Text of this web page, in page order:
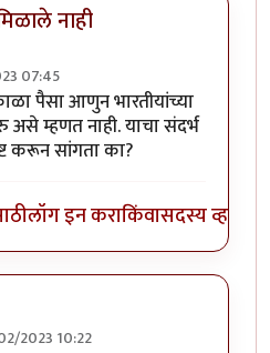
नाही
07:45
परदेशातून काळा पैसा आणुन
पैसा आणुन भारतीयांच्या
म्हणत नाही. याचा संदर्भ
करून सांगता का?
लॉग इन कराकिंवासदस्य व्हा
2023 10:22